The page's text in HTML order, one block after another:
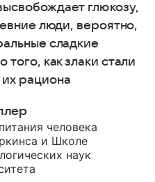
глюкозу,
люди, вероятно,
сладкие
того, как злаки стали
рациона
человека
и Школе
наук